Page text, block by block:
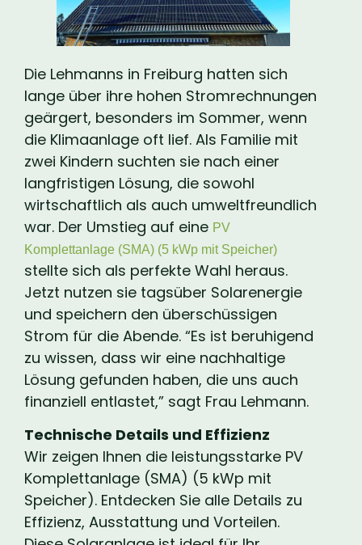
Die Lehmanns in Freiburg hatten sich
lange über ihre hohen Stromrechnungen
geärgert, besonders im Sommer, wenn
die Klimaanlage oft lief. Als Familie mit
zwei Kindern suchten sie nach einer
langfristigen Lösung, die sowohl
wirtschaftlich als auch umweltfreundlich
war. Der Umstieg auf eine PV
Komplettanlage (SMA) (5 kWp mit Speicher)
stellte sich als perfekte Wahl heraus.
Jetzt nutzen sie tagsüber Solarenergie
und speichern den überschüssigen
Strom für die Abende. “Es ist beruhigend
zu wissen, dass wir eine nachhaltige
Lösung gefunden haben, die uns auch
finanziell entlastet,” sagt Frau Lehmann.
Technische Details und Effizienz
Wir zeigen Ihnen die leistungsstarke PV
Komplettanlage (SMA) (5 kWp mit
Speicher). Entdecken Sie alle Details zu
Effizienz, Ausstattung und Vorteilen.